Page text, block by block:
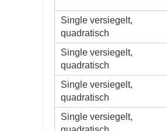
Single versiegelt,
quadratisch
Single versiegelt,
quadratisch
Single versiegelt,
quadratisch
Single versiegelt,